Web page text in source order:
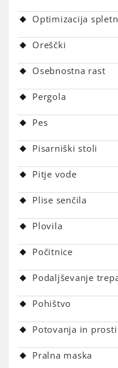
Optimizacija
Oreščki
Osebnostna rast
Pergola
Pes
Pisarniški stoli
Pitje vode
Plise senčila
Plovila
Počitnice
Podaljševanje
Pohištvo
Potovanja in prosti
Pralna maska